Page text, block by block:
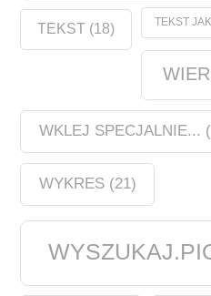
TEKST (18) TEKST
WKLEJ SPECJALNIE...
WYKRES(21)